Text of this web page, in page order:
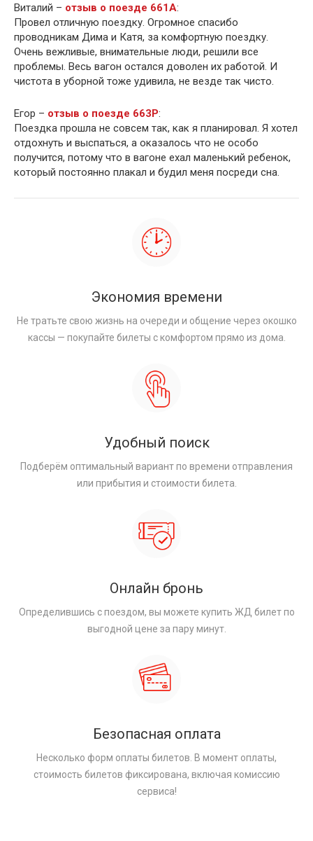
Виталий – отзыв о поезде 661А:
Провел отличную поездку. Огромное спасибо
проводникам Дима и Катя, за комфортную поездку.
Очень вежливые, внимательные люди, решили все
проблемы. Весь вагон остался доволен их работой. И
чистота в уборной тоже удивила, не везде так чисто.
Егор – отзыв о поезде 663Р:
Поездка прошла не совсем так, как я планировал. Я хотел
отдохнуть и выспаться, а оказалось что не особо
получится, потому что в вагоне ехал маленький ребенок,
который постоянно плакал и будил меня посреди сна.
Экономия времени
Не тратьте свою жизнь на очереди и общение через окошко
кассы — покупайте билеты с комфортом прямо из дома.
Удобный поиск
Подберём оптимальный вариант по времени отправления
или прибытия и стоимости билета.
Онлайн бронь
Определившись с поездом, вы можете купить ЖД билет по
выгодной цене за пару минут.
Безопасная оплата
Несколько форм оплаты билетов. В момент оплаты,
стоимость билетов фиксирована, включая комиссию
сервиса!